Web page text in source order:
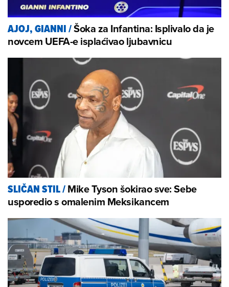
AJOJ, GIANNI/Šoka za Infantina: Isplivalo da je
novcem UEFA-e isplaćivao ljubavnicu
SLIČAN STIL/Mike Tyson šokirao sve: Sebe
usporedio s omalenim Meksikancem